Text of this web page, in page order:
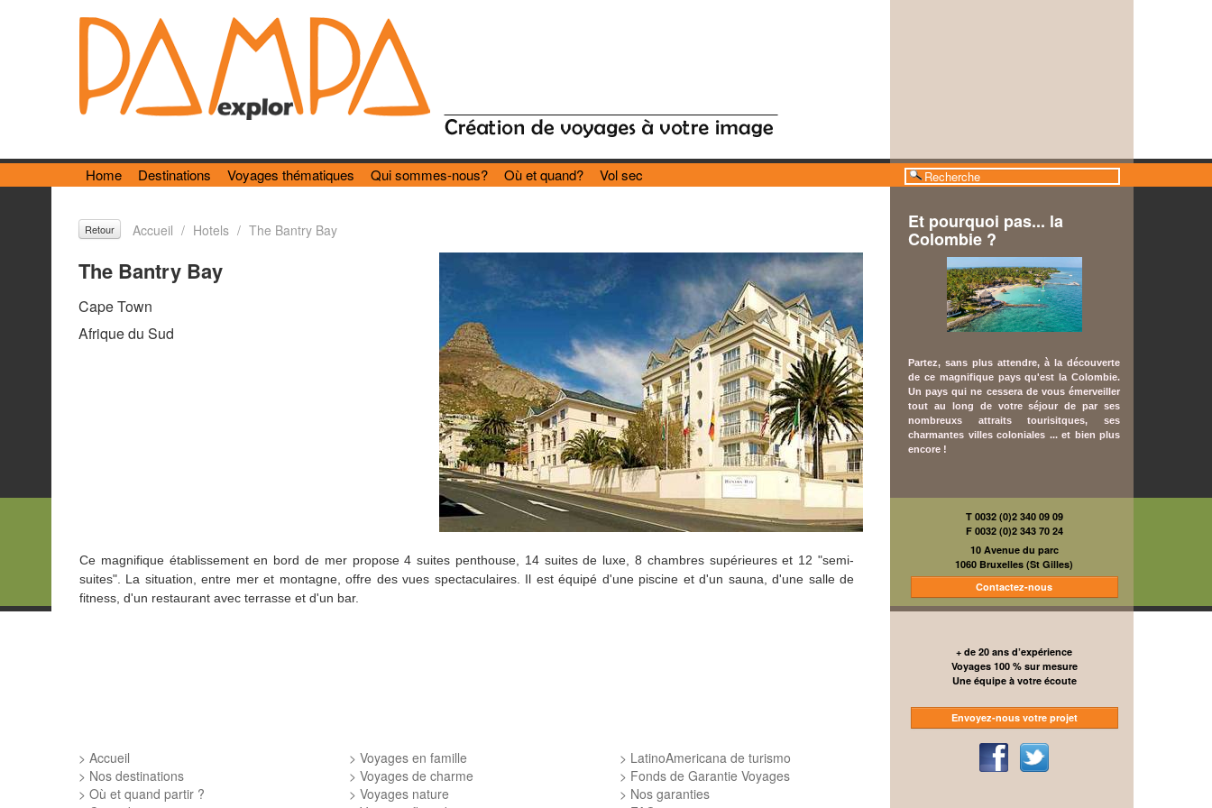
Et pourquoi pas... la
Colombie ?
Partez, sans plus attendre, à la découverte
de ce magnifique pays qu'est la Colombie.
Un pays qui ne cessera de vous émerveiller
tout au long de votre séjour de par ses
nombreuxs attraits tourisitques, ses
charmantes villes coloniales ... et bien plus
encore !
T 0032 (0)2 340 09 09
F 0032 (0)2 343 70 24
10 Avenue du parc
1060 Bruxelles (St Gilles)
Contactez-nous
+ de 20 ans d’expérience
Voyages 100 % sur mesure
Une équipe à votre écoute
Envoyez-nous votre projet
Home Destinations Voyages thématiques Qui sommes-nous? Où et quand? Vol sec
Retour Accueil / Hotels / The Bantry Bay
The Bantry Bay
Cape Town
Afrique du Sud
Ce magnifique établissementen bord de mer propose4 suites penthouse, 14suites de luxe, 8 chambres supérieures et 12 "semi-
suites". La situation, entre mer et montagne,offre desvues spectaculaires. Il est équipé d'une piscine et d'un sauna, d'une salle de
fitness, d'un restaurant avec terrasse et d'un bar.
Accueil
Nos destinations
Où et quand partir ?
Voyages en famille
Voyages de charme
Voyages nature
LatinoAmericana de turismo
Fonds de Garantie Voyages
Nos garanties